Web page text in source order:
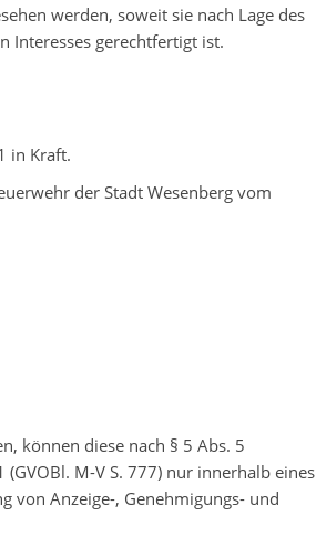
werden, soweit sie nach Lage des
Interesses gerechtfertigt ist.
in Kraft.
der Stadt Wesenberg vom
können diese nach § 5 Abs. 5
M-V S. 777) nur innerhalb eines
von Anzeige-, Genehmigungs- und